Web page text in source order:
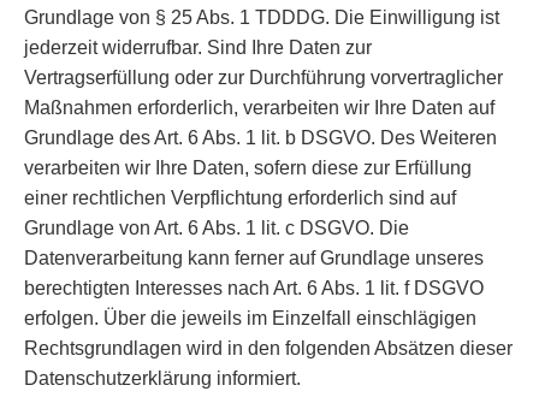
Grundlage von § 25 Abs. 1 TDDDG. Die Einwilligung ist
jederzeit widerrufbar. Sind Ihre Daten zur
Vertragserfüllung oder zur Durchführung vorvertraglicher
Maßnahmen erforderlich, verarbeiten wir Ihre Daten auf
Grundlage des Art. 6 Abs. 1 lit. b DSGVO. Des Weiteren
verarbeiten wir Ihre Daten, sofern diese zur Erfüllung
einer rechtlichen Verpflichtung erforderlich sind auf
Grundlage von Art. 6 Abs. 1 lit. c DSGVO. Die
Datenverarbeitung kann ferner auf Grundlage unseres
berechtigten Interesses nach Art. 6 Abs. 1 lit. f DSGVO
erfolgen. Über die jeweils im Einzelfall einschlägigen
Rechtsgrundlagen wird in den folgenden Absätzen dieser
Datenschutzerklärung informiert.